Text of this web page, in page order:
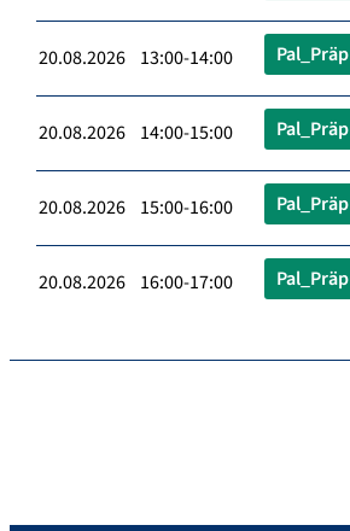
20.08.2026 13:00-14:00 Pal_Präp
20.08.2026 14:00-15:00 Pal_Präp
20.08.2026 15:00-16:00 Pal_Präp
20.08.2026 16:00-17:00 Pal_Präp